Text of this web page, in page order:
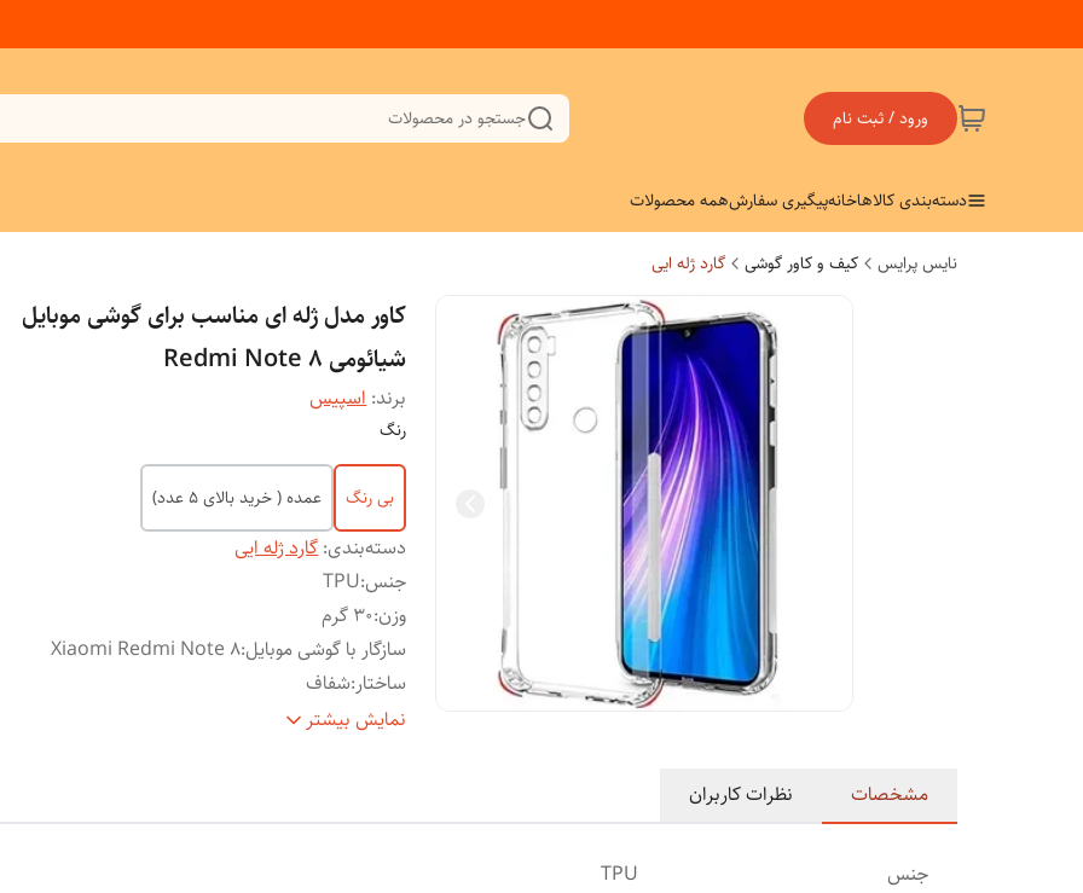
ورود / ثبت نام جستجو در محصولات
دسته‌بندی کالاهاخانهپیگیری سفارشهمه محصولات
نایس پرایس کیف و کاور گوشی گارد ژله ایی
کاور مدل ژله ای مناسب برای گوشی موبایل
شیائومی Redmi Note 8
برند:اسپیس
رنگ
بی رنگ عمده ( خرید بالای 5 عدد)
دسته‌بندی:گارد ژله ایی
جنس:
TPU
وزن:30 گرم
سازگار با گوشی موبایل:
Xiaomi Redmi Note 8
ساختار:شفاف
سطح
قاب پشتی , لبه بالایی , لبه پایینی , لبه چپ ,نمایش بیشتر
مشخصات نظرات کاربران
جنس TPU